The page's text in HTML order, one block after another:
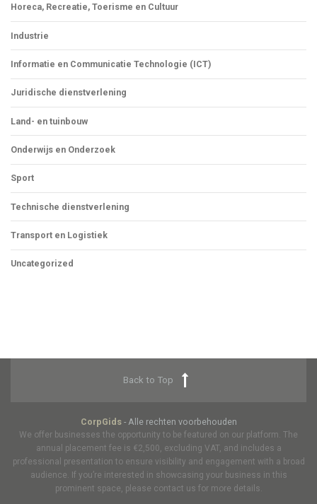
Horeca, Recreatie, Toerisme en Cultuur
Industrie
Informatie en Communicatie Technologie (ICT)
Juridische dienstverlening
Land- en tuinbouw
Onderwijs en Onderzoek
Sport
Technische dienstverlening
Transport en Logistiek
Uncategorized
CorpGids- Alle rechten voorbehouden
We offer businesses the opportunity to be featured on our platform. The
annual placement fee is €2,500, excluding VAT, and includes a
professional presentation to ensure visibility and engagement with a broad
audience. If you’re interested in showcasing your business in this
prominent space, please contact us for more details.
Back to Top